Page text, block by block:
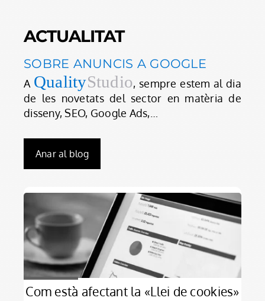
ACTUALITAT
SOBRE ANUNCIS A GOOGLE
A QualityStudio, sempre estem al dia
de les novetats del sector en matèria de
disseny, SEO, Google Ads,…
Anar al blog
Com està afectant la «Llei de cookies»